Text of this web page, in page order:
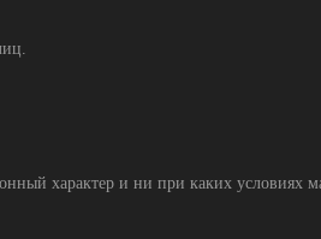
характер и ни при каких условиях